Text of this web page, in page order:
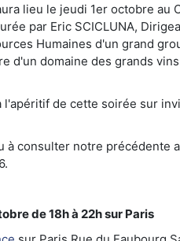
lieu le jeudi 1er octobre au
par Eric SCICLUNA,
Humaines d'un grand
d'un domaine des grands
de cette soirée sur
à consulter notre précédente
de 18h à 22h sur Paris